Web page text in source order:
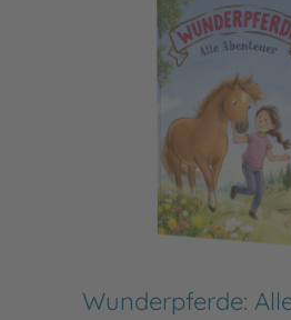
Wunderpferde: